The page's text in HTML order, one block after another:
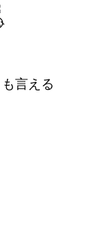
言える